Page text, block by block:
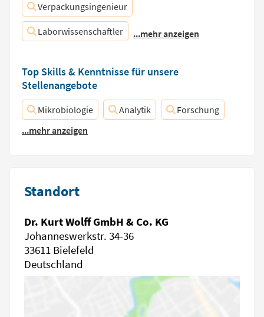
Verpackungsingenieur
Laborwissenschaftler ...mehr anzeigen
Top Skills & Kenntnisse für unsere
Stellenangebote
Mikrobiologie Analytik
Forschung
...mehr anzeigen
Standort
Dr. Kurt Wolff GmbH & Co. KG
Johanneswerkstr. 34-36
33611 Bielefeld
Deutschland